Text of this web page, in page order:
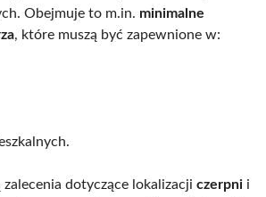
Obejmuje to m.in. minimalne
, które muszą być zapewnione w:
dotyczące lokalizacji czerpni i